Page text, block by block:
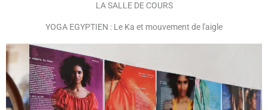
LA SALLE DE COURS
YOGA EGYPTIEN : Le Ka et mouvement de l'aigle